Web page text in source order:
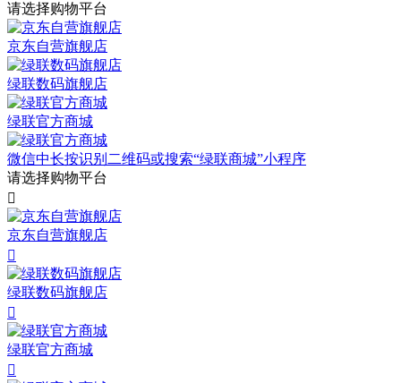
请选择购物平台
京东自营旗舰店
绿联数码旗舰店
绿联官方商城
微信中长按识别二维码或搜索“绿联商城”小程序
请选择购物平台

京东自营旗舰店

绿联数码旗舰店

绿联官方商城
